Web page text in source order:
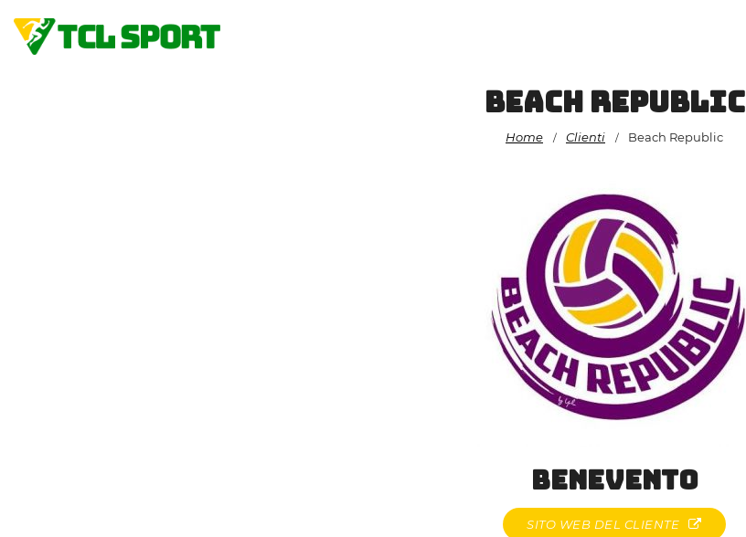
Beach Republic
Home / Clienti / Beach Republic
Benevento
SITO WEB DEL CLIENTE